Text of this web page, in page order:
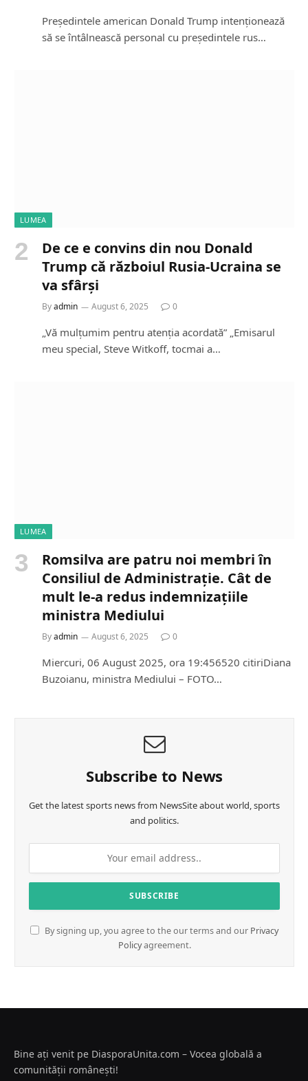
Președintele american Donald Trump intenționează
să se întâlnească personal cu președintele rus…
LUMEA
De ce e convins din nou Donald
Trump că războiul Rusia-Ucraina se
va sfârși
Byadmin August 6, 2025 0
„Vă mulțumim pentru atenția acordată” „Emisarul
meu special, Steve Witkoff, tocmai a…
LUMEA
Romsilva are patru noi membri în
Consiliul de Administrație. Cât de
mult le-a redus indemnizațiile
ministra Mediului
Byadmin August 6, 2025 0
Miercuri, 06 August 2025, ora 19:456520 citiriDiana
Buzoianu, ministra Mediului – FOTO…
Subscribe to News
Get the latest sports news from NewsSite about world, sports
and politics.
By signing up, you agree to the our terms and our Privacy
Policyagreement.
Bine ați venit pe DiasporaUnita.com – Vocea globală a
comunității românești!